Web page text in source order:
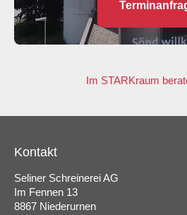
Im STARKraum
Kontakt
Seliner Schreinerei AG
Im Fennen 13
8867 Niederurnen